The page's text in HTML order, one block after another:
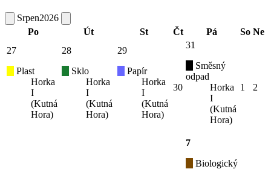
Srpen2026
Po
Út St Čt Pá So Ne
27
Plast
Horka
I
(Kutná
Hora)
28
Sklo
Horka
I
(Kutná
Hora)
29
Papír
Horka
I
(Kutná
Hora)
30
31
Směsný
odpad
Horka
I
(Kutná
Hora)
1 2
7
Biologický